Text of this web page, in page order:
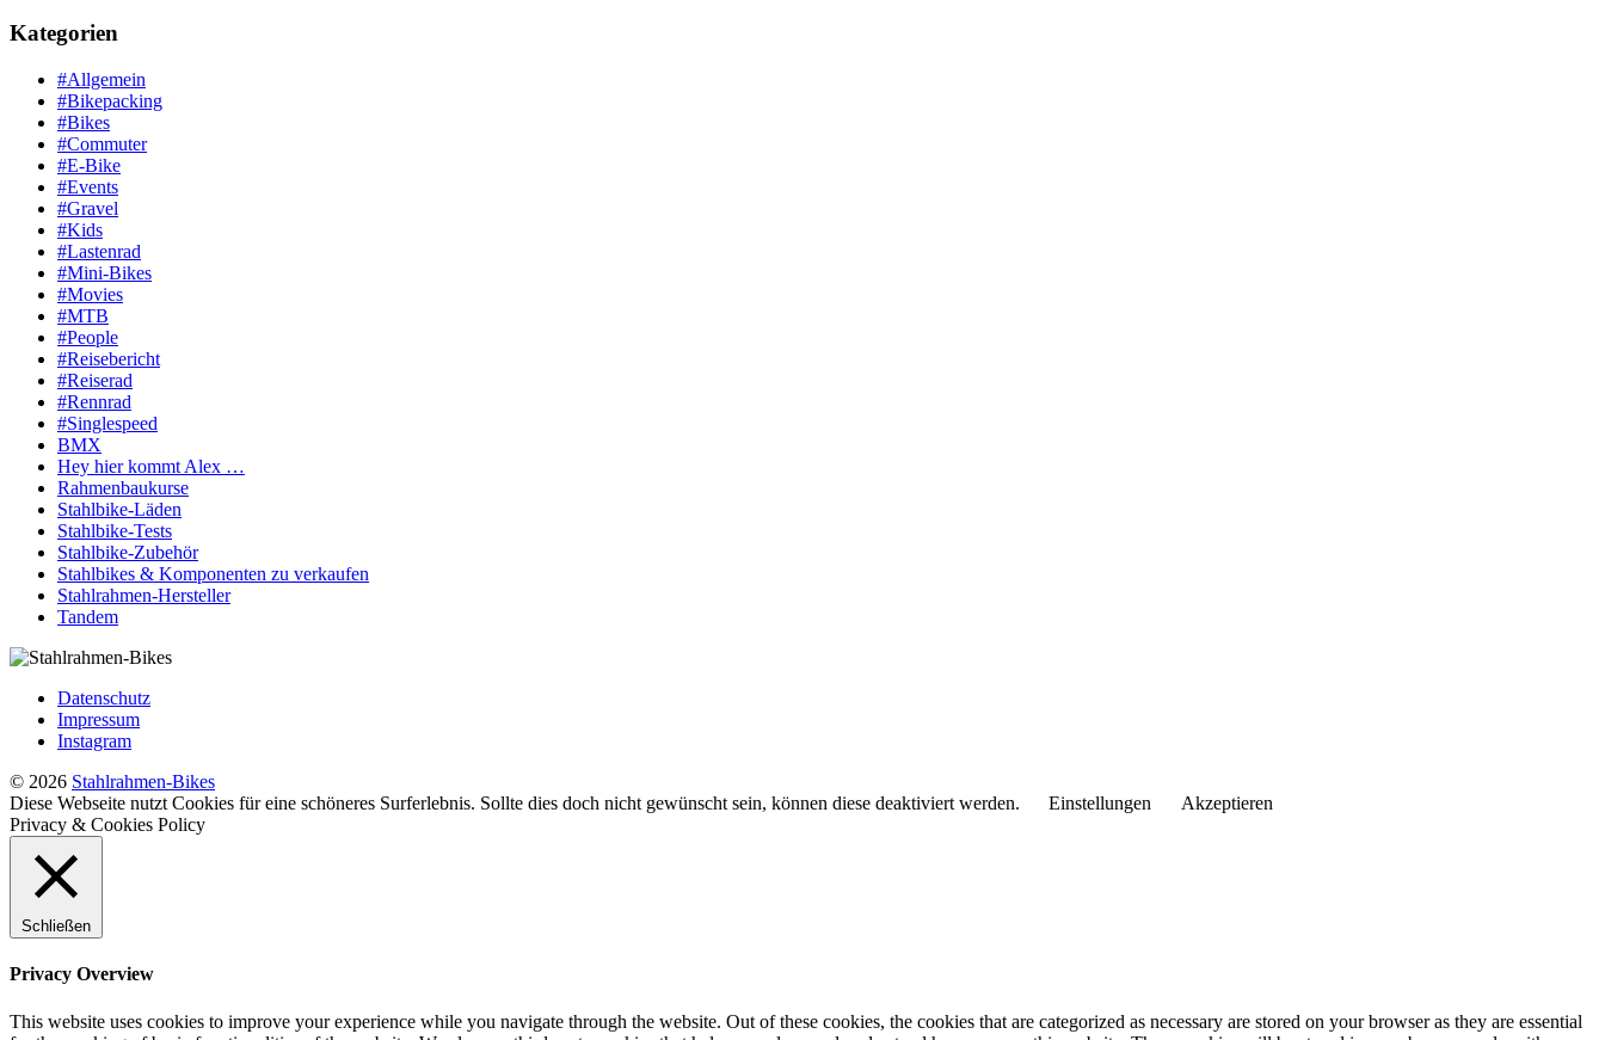
Kategorien
#Allgemein
#Bikepacking
#Bikes
#Commuter
#E-Bike
#Events
#Gravel
#Kids
#Lastenrad
#Mini-Bikes
#Movies
#MTB
#People
#Reisebericht
#Reiserad
#Rennrad
#Singlespeed
BMX
Hey hier kommt Alex …
Rahmenbaukurse
Stahlbike-Läden
Stahlbike-Tests
Stahlbike-Zubehör
Stahlbikes & Komponenten zu verkaufen
Stahlrahmen-Hersteller
Tandem
Datenschutz
Impressum
Instagram
© 2026 Stahlrahmen-Bikes
Diese Webseite nutzt Cookies für eine schöneres Surferlebnis. Sollte dies doch nicht gewünscht sein, können diese deaktiviert werden.
Einstellungen
Akzeptieren
Privacy & Cookies Policy
Schließen
Privacy Overview
This website uses cookies to improve your experience while you navigate through the website. Out of these cookies, the cookies that are categorized as necessary are stored on your browser as they are essential